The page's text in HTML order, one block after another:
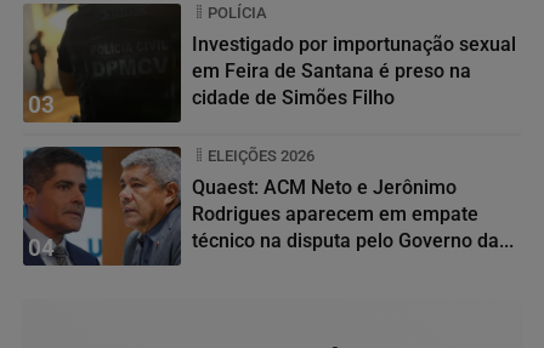
03
POLÍCIA
Investigado por importunação sexual
em Feira de Santana é preso na
cidade de Simões Filho
04
ELEIÇÕES 2026
Quaest: ACM Neto e Jerônimo
Rodrigues aparecem em empate
técnico na disputa pelo Governo da...